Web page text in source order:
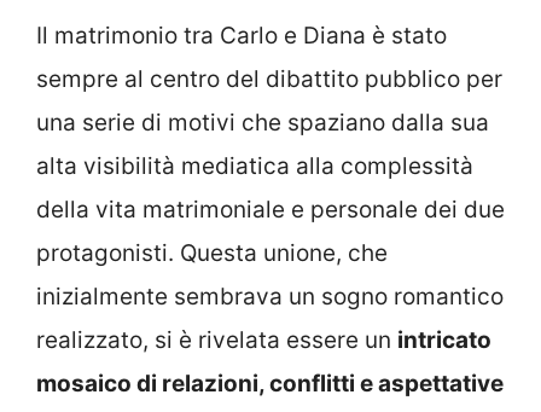
Il matrimonio tra Carlo e Diana è stato
sempre al centro del dibattito pubblico per
una serie di motivi che spaziano dalla sua
alta visibilità mediatica alla complessità
della vita matrimoniale e personale dei due
protagonisti. Questa unione, che
inizialmente sembrava un sogno romantico
realizzato, si è rivelata essere un intricato
mosaico di relazioni, conflitti e aspettative